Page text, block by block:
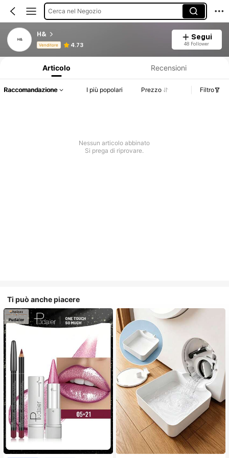
Cerca nel Negozio
H&
Venditore 4.73
Segui
48 Follower
Articolo Recensioni
Raccomandazione I più popolari Prezzo Filtro
Nessun articolo abbinato
Si prega di riprovare.
Ti può anche piacere